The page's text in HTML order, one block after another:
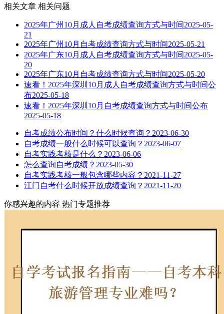
相关文章 相关问题
2025年广州10月成人自考成绩查询方式与时间2025-05-
21
2025年广州10月自考成绩查询方式与时间2025-05-21
2025年广东10月成人自考成绩查询方式与时间2025-05-
20
2025年广东10月自考成绩查询方式与时间2025-05-20
速看！2025年深圳10月成人自考成绩查询方式与时间公
布2025-05-18
速看！2025年深圳10月自考成绩查询方式与时间公布
2025-05-18
自考成绩公布时间？什么时候查询？ 2023-06-30
自考成绩一般什么时候可以查询？ 2023-06-07
自考实践考核是什么？ 2023-06-06
怎么查询自考成绩？ 2023-05-30
自考实践考核一般包含哪些内容？ 2021-11-27
江门自考什么时候开放成绩查询？ 2021-11-20
你感兴趣的内容 热门专题推荐